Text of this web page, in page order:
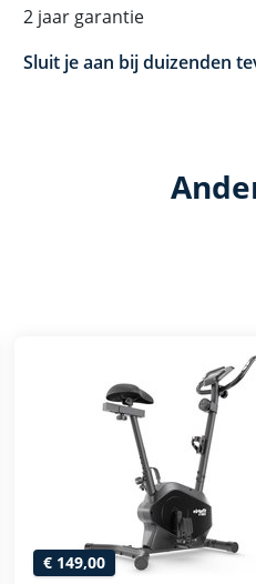
2 jaar garantie
Sluit je aan bij duizenden
€ 149,00